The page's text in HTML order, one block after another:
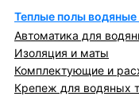
Теплые полы водяные
Автоматика для
Изоляция и маты
Комплектующие и
Крепеж для водяных